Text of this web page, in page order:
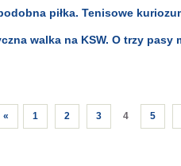
piłka. Tenisowe
walka na KSW. O trzy pasy
« 1 2 3 4 5